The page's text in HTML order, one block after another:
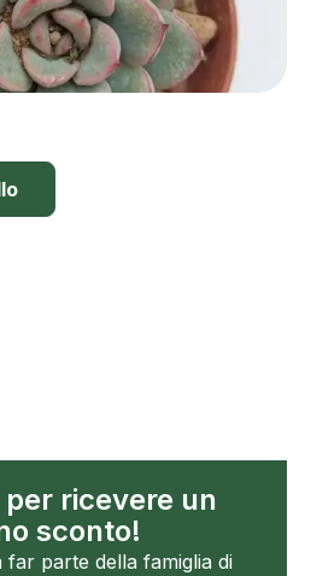
ricevere un
sconto!
parte della famiglia di